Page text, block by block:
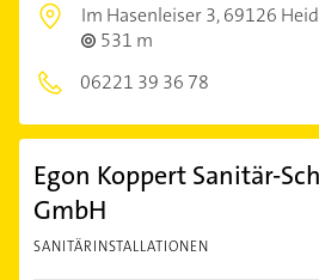
Im Hasenleiser 3,69126
531 m
06221 39 36 78
Egon Koppert Sanitär-
GmbH
SANITÄRINSTALLATIONEN